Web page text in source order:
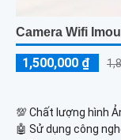
Camera Wifi
1,500,000 ₫
💯 Chất lượng hình
🤖️ Sử dụng công